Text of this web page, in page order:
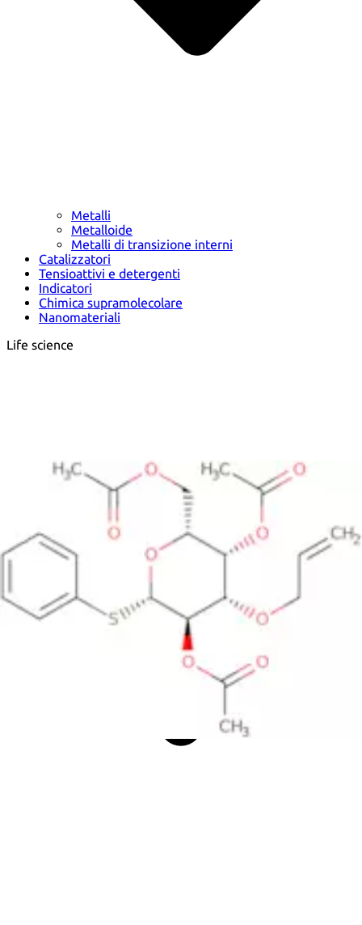
Metalli
Metalloide
Metalli di transizione interni
Catalizzatori
Tensioattivi e detergenti
Indicatori
Chimica supramolecolare
Nanomateriali
Life science